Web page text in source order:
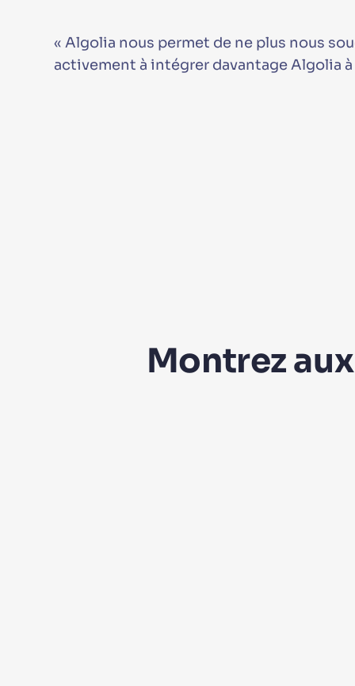
« Algolia nous permet de ne plus nous
activement à intégrer davantage Algolia
Montrez